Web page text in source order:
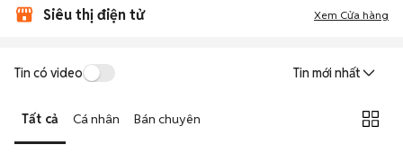
Siêu thị điện tử Xem Cửa hàng
Tin có video Tin mới nhất
Tất cả Cá nhân Bán chuyên